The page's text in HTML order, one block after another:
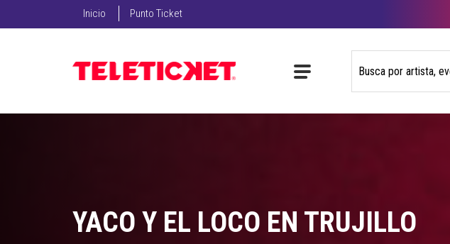
Inicio Punto Ticket
YACO Y EL LOCO EN TRUJILLO